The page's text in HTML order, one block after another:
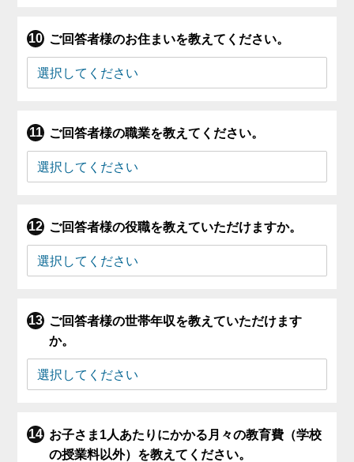
ご回答者様のお住まいを教えてください。
ご回答者様の職業を教えてください。
ご回答者様の役職を教えていただけますか。
ご回答者様の世帯年収を教えていただけます
か。
お子さま1人あたりにかかる月々の教育費（学校
の授業料以外）を教えてください。